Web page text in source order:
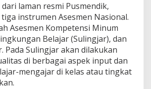
laman resmi Pusmendik,
instrumen Asesmen Nasional.
Asesmen Kompetensi Minum
Belajar (Sulingjar), dan
Pada Sulingjar akan dilakukan
di berbagai aspek input dan
mengajar di kelas atau tingkat